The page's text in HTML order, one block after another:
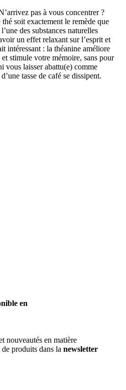
pas à vous concentrer ?
soit exactement le remède que
des substances naturelles
un effet relaxant sur l’esprit et
intéressant : la théanine améliore
stimule votre mémoire, sans pour
vous laisser abattu(e) comme
tasse de café se dissipent.
en
nouveautés en matière
produits dans la newsletter